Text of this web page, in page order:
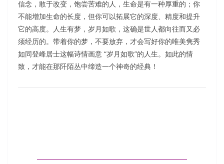
信念，敢于改变，饱尝苦难的人，生命是有一种厚重的；你
不能增加生命的长度，但你可以拓展它的深度、精度和提升
它的高度。人生有梦，岁月如歌，这确是世人都向往而又必
须经历的。带着你的梦，不要放弃，才会写好你的唯美隽秀
如同登峰居士这幅诗情画意 “岁月如歌”的人生。如此的情
致，才能在那阡陌丛中缔造一个神奇的经典！
亚历山大·尚多的静物花卉与风景油画